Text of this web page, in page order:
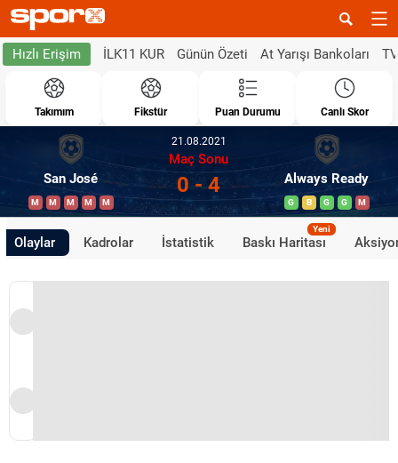
Hızlı Erişim İLK11 KUR Günün Özeti At Yarışı Bankoları
Takımım Fikstür Puan Durumu Canlı Skor
San José
M M M M M
21.08.2021
Maç Sonu
0 - 4 Always Ready
G B G G M
Olaylar Kadrolar İstatistik Baskı Haritası
Yeni